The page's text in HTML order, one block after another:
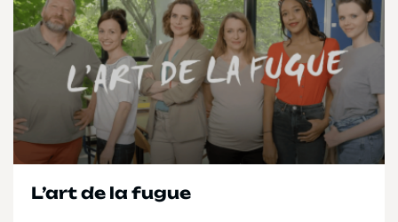
L’art de la fugue